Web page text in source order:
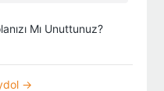
Mı Unuttunuz?
→